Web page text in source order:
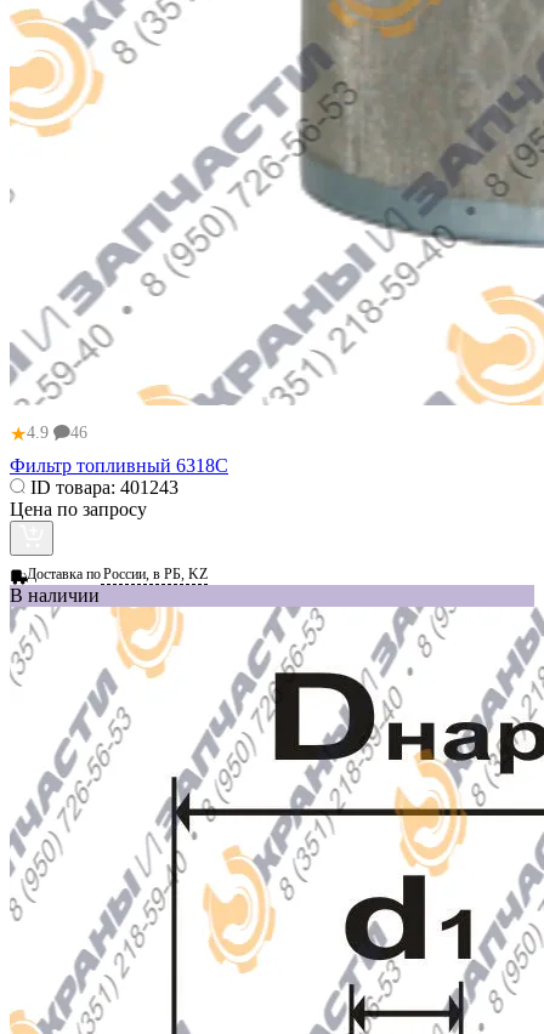
★4.9 46
Фильтр топливный 6318C
ID товара: 401243
Цена по запросу
Доставка поРоссии, в РБ, KZ
В наличии